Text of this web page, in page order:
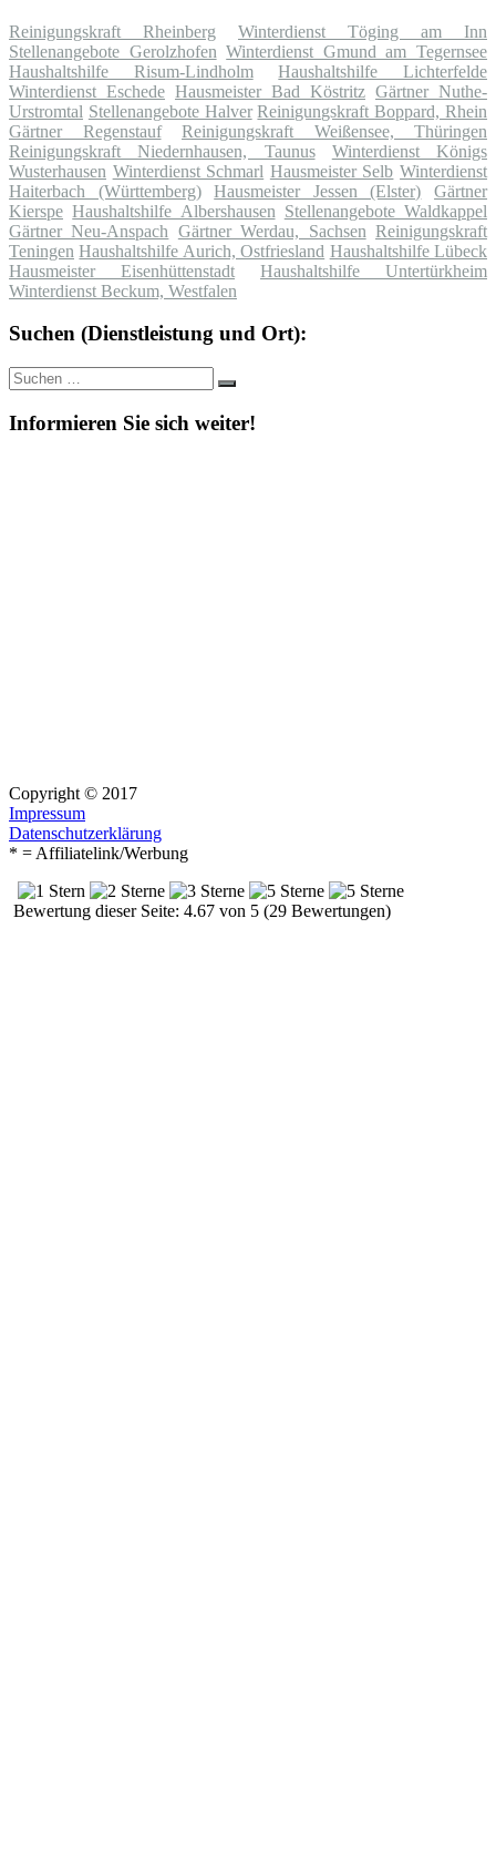
Reinigungskraft Rheinberg
Winterdienst Töging am Inn
Stellenangebote Gerolzhofen Winterdienst Gmund am Tegernsee
Haushaltshilfe Risum-Lindholm
Haushaltshilfe Lichterfelde
Winterdienst Eschede Hausmeister Bad Köstritz Gärtner Nuthe-
Urstromtal Stellenangebote Halver Reinigungskraft Boppard, Rhein
Gärtner Regenstauf
Reinigungskraft Weißensee, Thüringen
Reinigungskraft Niedernhausen, Taunus
Winterdienst Königs
Wusterhausen Winterdienst Schmarl Hausmeister Selb Winterdienst
Haiterbach (Württemberg)
Hausmeister Jessen (Elster)
Gärtner
Kierspe Haushaltshilfe Albershausen Stellenangebote Waldkappel
Gärtner Neu-Anspach Gärtner Werdau, Sachsen Reinigungskraft
Teningen Haushaltshilfe Aurich, Ostfriesland Haushaltshilfe Lübeck
Hausmeister Eisenhüttenstadt
Haushaltshilfe Untertürkheim
Winterdienst Beckum, Westfalen
Suchen (Dienstleistung und Ort):
Suche
nach:
Suchen
Informieren Sie sich weiter!
Copyright © 2017
Impressum
Datenschutzerklärung
* = Affiliatelink/Werbung
Bewertung dieser Seite: 4.67 von 5 (29 Bewertungen)